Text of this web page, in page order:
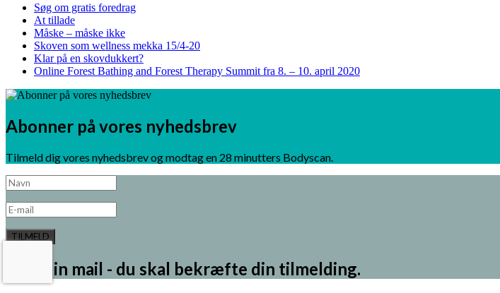
Søg om gratis foredrag
At tillade
Måske – måske ikke
Skoven som wellness mekka 15/4-20
Klar på en skovdukkert?
Online Forest Bathing and Forest Therapy Summit fra 8. – 10. april 2020
Abonner på vores nyhedsbrev
Tilmeld dig vores nyhedsbrev og modtag en 28 minutters Bodyscan.
TILMELD
Tjek din mail - du skal bekræfte din tilmelding.